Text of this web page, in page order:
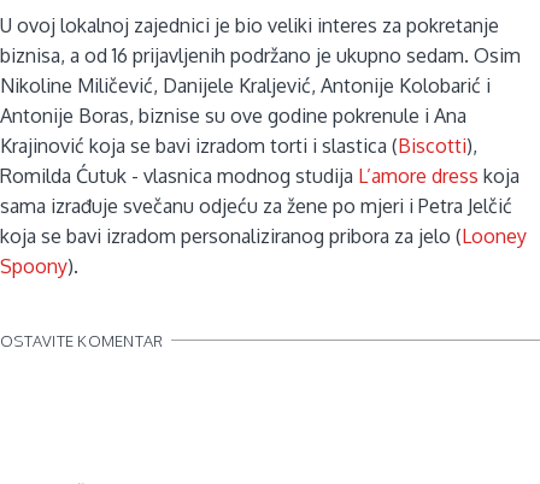
U ovoj lokalnoj zajednici je bio veliki interes za pokretanje
biznisa, a od 16 prijavljenih podržano je ukupno sedam. Osim
Nikoline Miličević, Danijele Kraljević, Antonije Kolobarić i
Antonije Boras, biznise su ove godine pokrenule i Ana
Krajinović koja se bavi izradom torti i slastica (Biscotti),
Romilda Ćutuk - vlasnica modnog studija L’amore dress koja
sama izrađuje svečanu odjeću za žene po mjeri i Petra Jelčić
koja se bavi izradom personaliziranog pribora za jelo (Looney
Spoony).
OSTAVITE KOMENTAR